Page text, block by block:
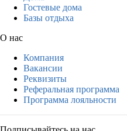
Гостевые дома
Базы отдыха
О нас
Компания
Вакансии
Реквизиты
Реферальная программа
Программа лояльности